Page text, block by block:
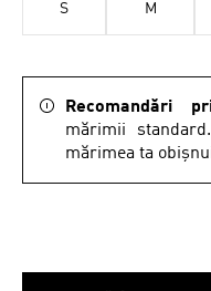
S M
Recomandări
mărimii
mărimea ta